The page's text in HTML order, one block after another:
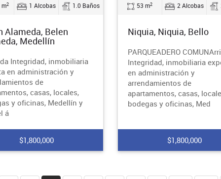
2 1 Alcobas 1.0 Baños
Alameda, Belen
Medellín
Integridad, inmobiliaria
en administración y
de
casas, locales,
y oficinas, Medellín y
á
$1,800,000
53 m2 2 Alcobas
Niquia, Niquia, Bello
PARQUEADERO
Integridad, inmobiliaria
en administración y
arrendamientos de
apartamentos, casas,
bodegas y oficinas, Med
$1,800,000